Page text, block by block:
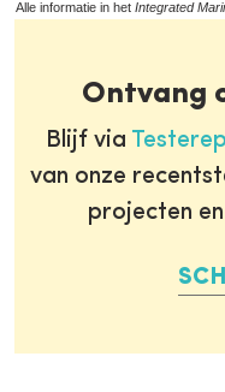
Alle informatie in het Integrated
Ontvang
Blijf via
van onze
projecten